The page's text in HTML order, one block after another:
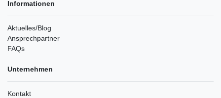
Informationen
Aktuelles/Blog
Ansprechpartner
FAQs
Unternehmen
Kontakt